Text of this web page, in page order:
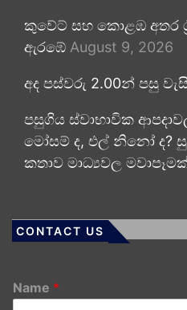
කුවේට් සහ කොළඹ අතර
ඇරඹේ August 9, 2026
අද පස්වරු 2.00න් පසු
පසුගිය ස්වාභාවික
මෝසම් ද, එල් නිනෝ ද?
කතාව මාධ්‍යවල
CONTACT US
Name *